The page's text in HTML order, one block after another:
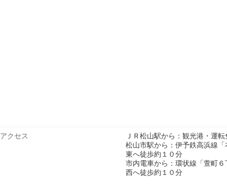
アクセス
ＪＲ松山駅から：観光港・運
松山市駅から：伊予鉄高浜線
東へ徒歩約１０分
市内電車から：環状線「萱町
西へ徒歩約１０分